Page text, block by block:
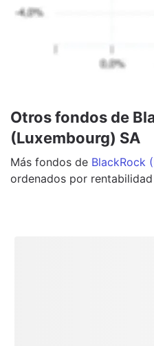
Otros fondos de
(Luxembourg) SA
Más fondos de BlackRock
ordenados por